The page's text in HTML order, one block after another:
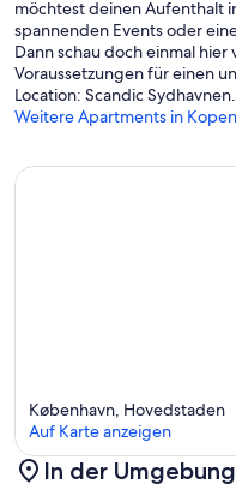
- Ein Tisch mit den besten
führenden Gastro-Städte
- Fahrräder - Eine
- Transfer vom und zum
Gerne helfen wir Ihnen auch
vor, während und nach Ihrem
möchtest deinen Aufenthalt
spannenden Events oder
Dann schau doch einmal
Voraussetzungen für einen
Location: Scandic Sydhavnen.
Weitere Apartments in
København, Hovedstaden
Auf Karte anzeigen
In der Umgebung